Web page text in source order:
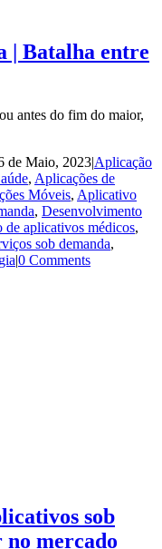
| Batalha entre
antes do fim do maior,
de Maio, 2023|Aplicação
, Aplicações de
Móveis, Aplicativo
, Desenvolvimento
de aplicativos médicos,
sob demanda,
|0 Comments
sob
no mercado